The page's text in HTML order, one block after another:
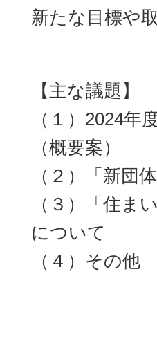
新たな目標や
【主な議題】
（１）2024
（概要案）
（２）「新団
（３）「住ま
について
（４）その他